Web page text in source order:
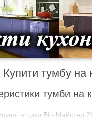
Купити тумбу
тумби
ящики Віп-Майстер
Вас розроблять